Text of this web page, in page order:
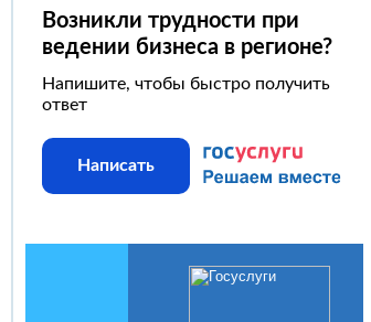
Возникли трудности при
ведении бизнеса в регионе?
Напишите, чтобы быстро получить
ответ
Написать